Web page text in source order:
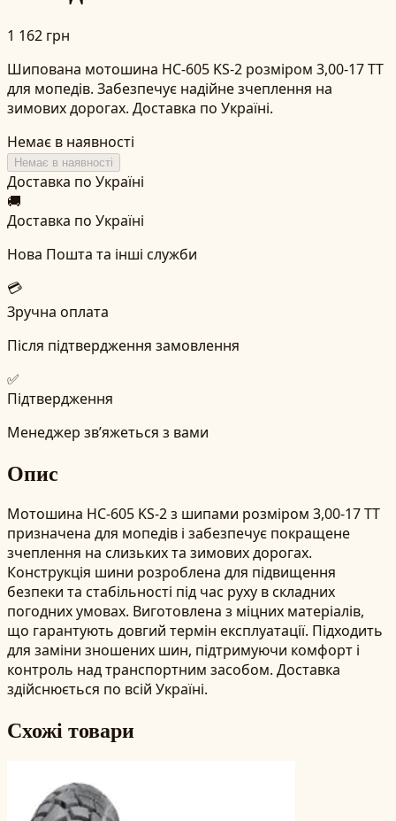
1 162 грн
Шипована мотошина HC-605 KS-2 розміром 3,00-17 TT
для мопедів. Забезпечує надійне зчеплення на
зимових дорогах. Доставка по Україні.
Немає в наявності
Немає в наявності
Доставка по Україні
🚚
Доставка по Україні
Нова Пошта та інші служби
💳
Зручна оплата
Після підтвердження замовлення
✅
Підтвердження
Менеджер зв’яжеться з вами
Опис
Мотошина HC-605 KS-2 з шипами розміром 3,00-17 TT
призначена для мопедів і забезпечує покращене
зчеплення на слизьких та зимових дорогах.
Конструкція шини розроблена для підвищення
безпеки та стабільності під час руху в складних
погодних умовах. Виготовлена з міцних матеріалів,
що гарантують довгий термін експлуатації. Підходить
для заміни зношених шин, підтримуючи комфорт і
контроль над транспортним засобом. Доставка
здійснюється по всій Україні.
Схожі товари